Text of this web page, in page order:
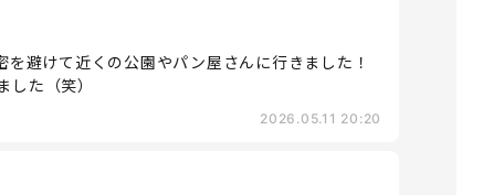
避けて近くの公園やパン屋さんに行きました！
た（笑）
2026.05.11 20:20